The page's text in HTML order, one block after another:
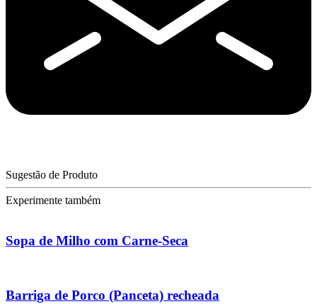
Sugestão de Produto
Experimente também
Sopa de Milho com Carne-Seca
Barriga de Porco (Panceta) recheada